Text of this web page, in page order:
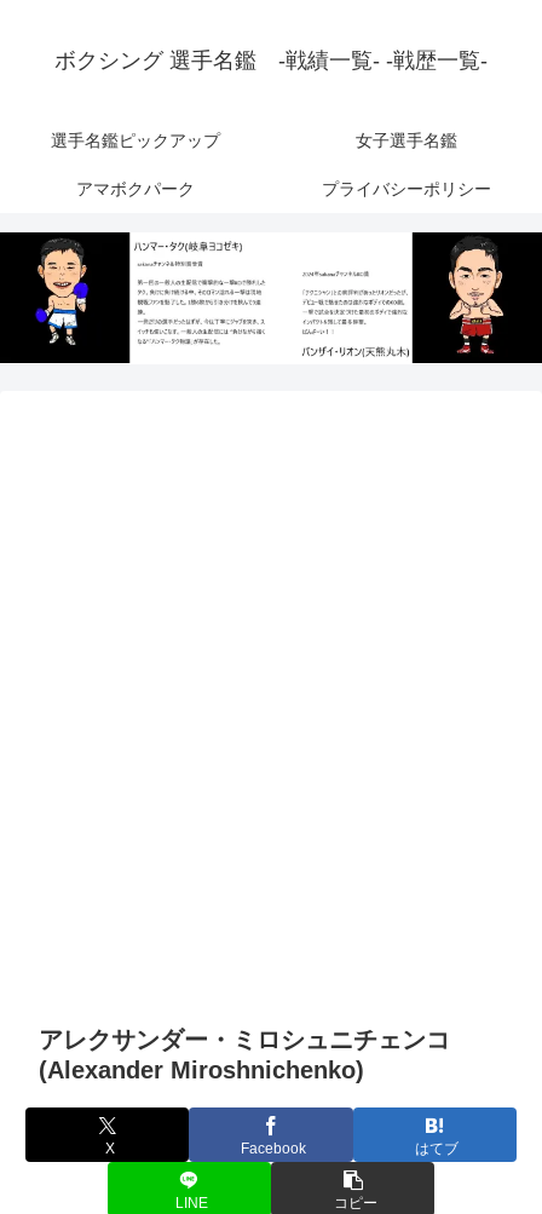
ボクシング 選手名鑑 -戦績一覧- -戦歴一覧-
選手名鑑ピックアップ 女子選手名鑑
アマボクパーク プライバシーポリシー
アレクサンダー・ミロシュニチェンコ
(Alexander Miroshnichenko)
X Facebook はてブ
LINE コピー